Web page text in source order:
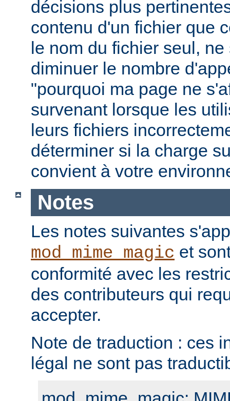
décisions plus
contenu d'un fichier que
le nom du fichier seul,
diminuer le nombre
"pourquoi ma page ne
survenant lorsque les
leurs fichiers
déterminer si la charge
convient à votre
Notes
Les notes suivantes
mod_mime_magic et
conformité avec les
des contributeurs qui
accepter.
Note de traduction : ces
légal ne sont pas